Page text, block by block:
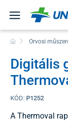
Orvosi
Digitális
KÓD: P1252
A Thermoval